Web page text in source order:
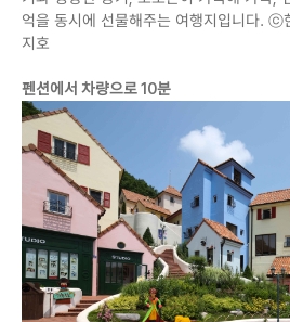
억을 동시에 선물해주는 여행지입니다. ⓒ
지호
펜션에서 차량으로 10분